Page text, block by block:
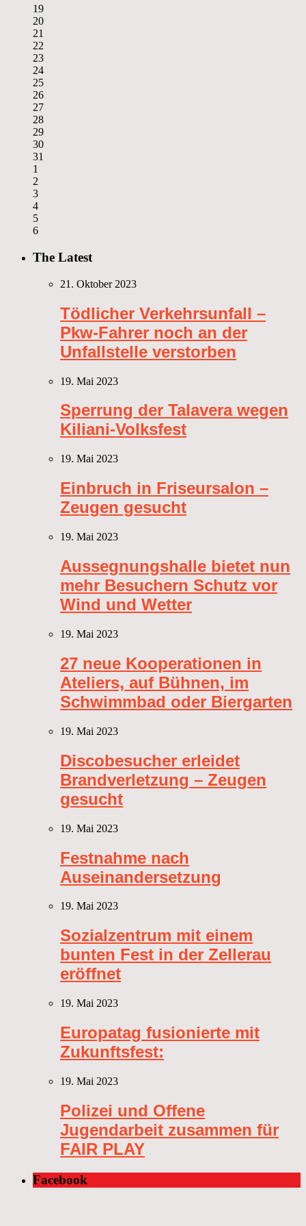
19
20
21
22
23
24
25
26
27
28
29
30
31
1
2
3
4
5
6
The Latest
21. Oktober 2023
Tödlicher Verkehrsunfall –
Pkw-Fahrer noch an der
Unfallstelle verstorben
19. Mai 2023
Sperrung der Talavera wegen
Kiliani-Volksfest
19. Mai 2023
Einbruch in Friseursalon –
Zeugen gesucht
19. Mai 2023
Aussegnungshalle bietet nun
mehr Besuchern Schutz vor
Wind und Wetter
19. Mai 2023
27 neue Kooperationen in
Ateliers, auf Bühnen, im
Schwimmbad oder Biergarten
19. Mai 2023
Discobesucher erleidet
Brandverletzung – Zeugen
gesucht
19. Mai 2023
Festnahme nach
Auseinandersetzung
19. Mai 2023
Sozialzentrum mit einem
bunten Fest in der Zellerau
eröffnet
19. Mai 2023
Europatag fusionierte mit
Zukunftsfest:
19. Mai 2023
Polizei und Offene
Jugendarbeit zusammen für
FAIR PLAY
Facebook